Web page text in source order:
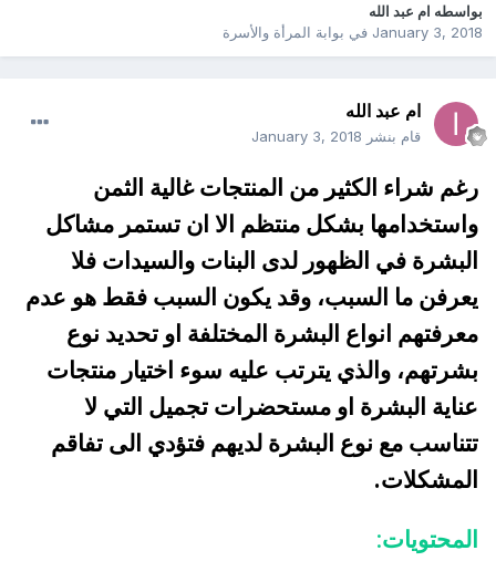
بواسطه ام عبد الله
January 3, 2018في بوابة المرأة والأسرة
ام عبد الله
قام بنشر January 3, 2018
رغم شراء الكثير من المنتجات غالية الثمن
واستخدامها بشكل منتظم الا ان تستمر مشاكل
البشرة في الظهور لدى البنات والسيدات فلا
يعرفن ما السبب، وقد يكون السبب فقط هو عدم
معرفتهم انواع البشرة المختلفة او تحديد نوع
بشرتهم، والذي يترتب عليه سوء اختيار منتجات
عناية البشرة او مستحضرات تجميل التي لا
تتناسب مع نوع البشرة لديهم فتؤدي الى تفاقم
المشكلات.
المحتويات: